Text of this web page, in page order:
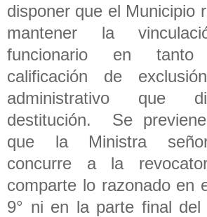
disponer que el Municipio
mantener la
funcionario en
calificación de
administrativo que
destitución. Se
que la Ministra
concurre a la
comparte lo razonado en
9° ni en la parte final del